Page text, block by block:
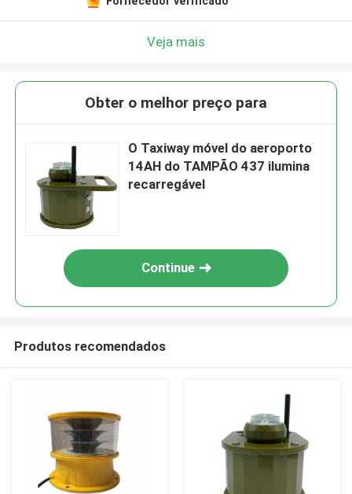
Veja mais
Obter o melhor preço para
O Taxiway móvel do aeroporto
14AH do TAMPÃO 437 ilumina
recarregável
Continue
Produtos recomendados